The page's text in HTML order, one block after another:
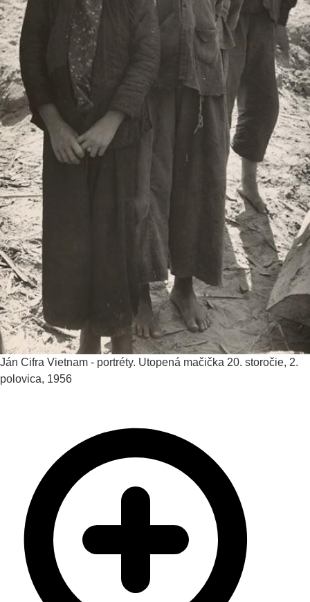
Ján Cifra Vietnam - portréty. Utopená mačička 20. storočie, 2.
polovica, 1956